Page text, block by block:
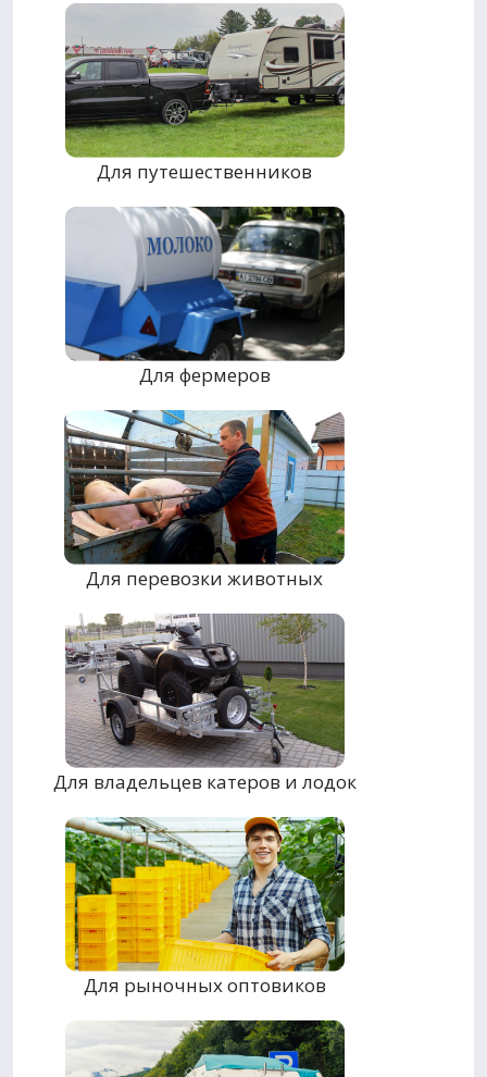
Для путешественников
Для фермеров
Для перевозки животных
Для владельцев катеров и лодок
Для рыночных оптовиков